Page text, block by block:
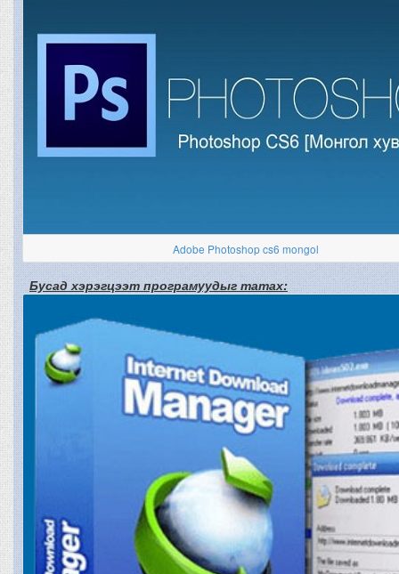
Adobe Photoshop cs6 mongol
Бусад хэрэгцээт програмуудыг татах: